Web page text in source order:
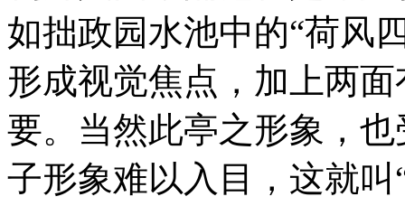
如拙政园水池中的“荷风
形成视觉焦点，加上两
要。当然此亭之形象，
子形象难以入目，这就